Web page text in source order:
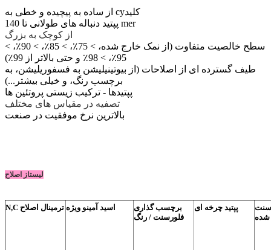
از ساده به پیچیده و خطی به cyکليد
پپتید دنباله های طولانی تا 140 mer
از کوچک به بزرگ
سطح خالصیت متفاوت (از نمک خارج شده، > 75٪، > 85٪، > 90٪، >
95٪، > 98٪ و حتی بالاتر از 99٪)
طیف گسترده ای از اصلاحات (از بیوتینیلیشن به فسفوریلیشن، به
برچسب رنگ، و خیلی بیشتر...)
پپتیدها - ترکیب زیستی پروتئین ها
تصفیه در مقیاس های مختلف
بالاترين نرخ موفقيت در صنعت
لیستاز اصلاح
N,C ترمینال اصلاح اسید آمینو ویژه
برچسب گذاری
فلورسنت / رنگ
پپتید چرخه ای